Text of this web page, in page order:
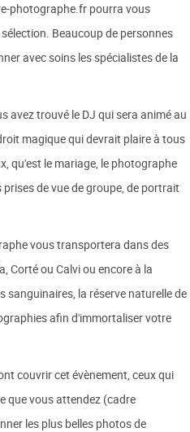
photographe.fr pourra vous
Beaucoup de personnes
avec soins les spécialistes de la
avez trouvé le DJ qui sera animé au
magique qui devrait plaire à tous
qu'est le mariage, le photographe
de vue de groupe, de portrait
vous transportera dans des
Corté ou Calvi ou encore à la
sanguinaires, la réserve naturelle de
afin d'immortaliser votre
couvrir cet évènement, ceux qui
que vous attendez (cadre
les plus belles photos de